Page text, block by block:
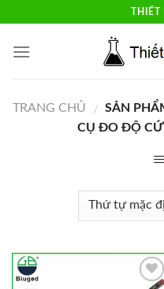
content
THIẾT
TRANG CHỦ / SẢN
CỤ ĐO ĐỘ